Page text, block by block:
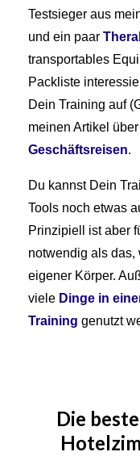
Testsieger aus
und ein paar
transportables
Packliste
Dein Training auf
meinen Artikel
Geschäftsreisen.
Du kannst Dein
Tools noch etwas
Prinzipiell ist aber
notwendig als das,
eigener Körper.
viele Dinge in
Training genutzt
Die